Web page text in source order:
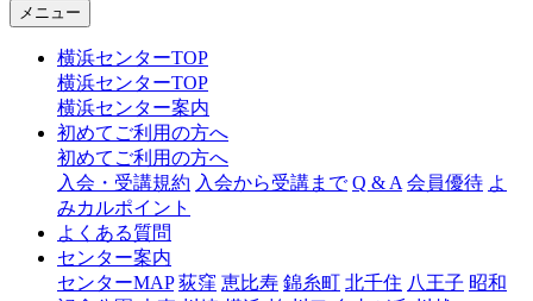
ャ
メニュー
横浜センターTOP
横浜センターTOP
横浜センター案内
初めてご利用の方へ
初めてご利用の方へ
入会・受講規約 入会から受講まで Q & A 会員優待 よ
みカルポイント
よくある質問
センター案内
センターMAP 荻窪 恵比寿 錦糸町 北千住 八王子 昭和